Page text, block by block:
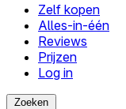
Zelf kopen
Alles-in-één
Reviews
Prijzen
Log in
Zoeken